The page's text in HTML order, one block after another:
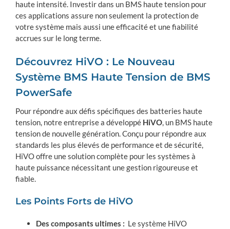
haute intensité. Investir dans un BMS haute tension pour
ces applications assure non seulement la protection de
votre système mais aussi une efficacité et une fiabilité
accrues sur le long terme.
Découvrez HiVO : Le Nouveau
Système BMS Haute Tension de BMS
PowerSafe
Pour répondre aux défis spécifiques des batteries haute
tension, notre entreprise a développé HiVO, un BMS haute
tension de nouvelle génération. Conçu pour répondre aux
standards les plus élevés de performance et de sécurité,
HiVO offre une solution complète pour les systèmes à
haute puissance nécessitant une gestion rigoureuse et
fiable.
Les Points Forts de HiVO
Des composants ultimes : Le système HiVO